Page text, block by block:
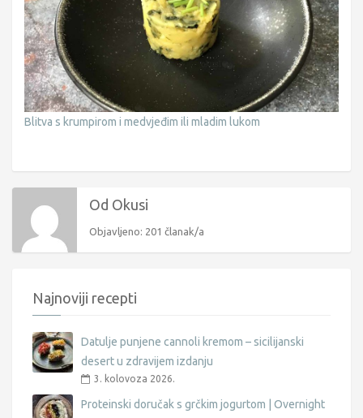
Blitva s krumpirom i medvjeđim ili mladim lukom
Od Okusi
Objavljeno: 201 članak/a
Najnoviji recepti
Datulje punjene cannoli kremom – sicilijanski
desert u zdravijem izdanju
3. kolovoza 2026.
Proteinski doručak s grčkim jogurtom | Overnight